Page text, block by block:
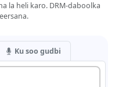
la heli karo. DRM-daboolka
Ku soo gudbi